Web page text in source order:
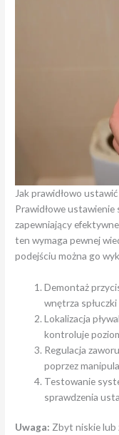
Jak prawidłowo
Prawidłowe
zapewniający
ten wymaga pewnej
podejściu można go
Demontaż
wnętrza spłuczki
Lokalizacja
kontroluje
Regulacja
poprzez
Testowanie
sprawdzenia
Uwaga: Zbyt niskie lub